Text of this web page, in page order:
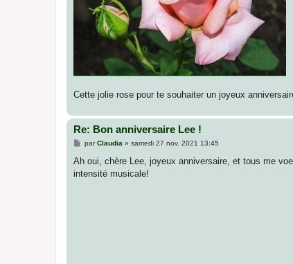
Cette jolie rose pour te souhaiter un joyeux
Re: Bon anniversaire Lee !
M
s
a
parClaudia » samedi 27 nov. 2021 13:45
Ah oui, chère Lee, joyeux anniversaire, et tous me
intensité musicale!